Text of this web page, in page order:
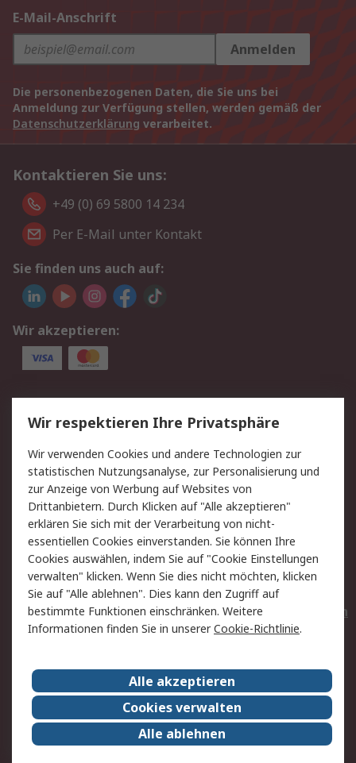
E-Mail-Anschrift
Anmelden
Die personenbezogenen Daten, die Sie uns bei
Anmeldung zur Verfügung stellen, werden gemäß der
Datenschutzerklärung verarbeitet.
Kontaktieren Sie uns:
+49 (0) 69 5800 14 234
Per E-Mail unter Kontakt
Sie finden uns auch auf:
Wir akzeptieren:
Service
Value Added Services
Lieferlösungen
Rücksendungen
Kontakt
Hilfe
Privatkunden
Rechtliches
AGB
Datenschutz
Cookie-Richtlinie
Zahlungsbedingungen
Copyright/Impressum
Entsorgung
Elektrogeräte/Batterien
RS weltweit
Karriere bei RS
Nachhaltigkeit
Qualität/Umwelt/ZertifikatePresse-Center
Event-Center
Wir respektieren Ihre Privatsphäre
Wir verwenden Cookies und andere Technologien zur
statistischen Nutzungsanalyse, zur Personalisierung und
zur Anzeige von Werbung auf Websites von
Drittanbietern. Durch Klicken auf "Alle akzeptieren"
erklären Sie sich mit der Verarbeitung von nicht-
essentiellen Cookies einverstanden. Sie können Ihre
Cookies auswählen, indem Sie auf "Cookie Einstellungen
verwalten" klicken. Wenn Sie dies nicht möchten, klicken
Sie auf "Alle ablehnen". Dies kann den Zugriff auf
bestimmte Funktionen einschränken. Weitere
Informationen finden Sie in unsererCookie-Richtlinie.
Alle akzeptieren
Cookies verwalten
Alle ablehnen